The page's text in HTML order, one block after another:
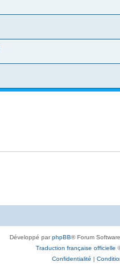
Développé parphpBB® Forum
Traduction française officielle
Confidentialité |